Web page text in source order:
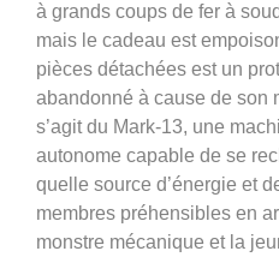
à grands coups de fer à
mais le cadeau est
pièces détachées est un
abandonné à cause de son
s’agit du Mark-13, une
autonome capable de se
quelle source d’énergie et
membres préhensibles en
monstre mécanique et la